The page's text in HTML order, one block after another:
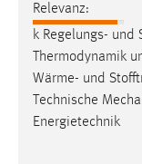
Relevanz:
k Regelungs- und
Thermodynamik
Wärme- und
Technische
Energietechnik